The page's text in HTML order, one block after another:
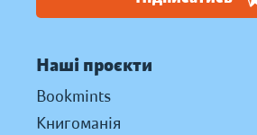
Наші проєкти
Bookmints
Книгоманія